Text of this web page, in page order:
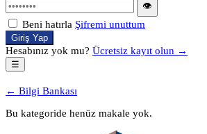
👁
Beni hatırla Şifremi unuttum
Giriş Yap
Hesabınız yok mu? Ücretsiz kayıt olun →
☰
← Bilgi Bankası
Bu kategoride henüz makale yok.